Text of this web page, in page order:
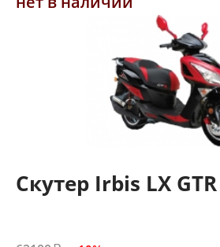
Скутер Irbis LX